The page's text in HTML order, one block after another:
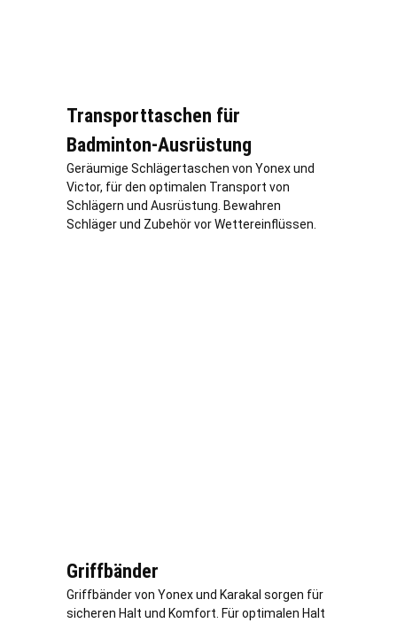
Transporttaschen für
Badminton-Ausrüstung
Geräumige Schlägertaschen von Yonex und
Victor, für den optimalen Transport von
Schlägern und Ausrüstung. Bewahren
Schläger und Zubehör vor Wettereinflüssen.
Griffbänder
Griffbänder von Yonex und Karakal sorgen für
sicheren Halt und Komfort. Für optimalen Halt